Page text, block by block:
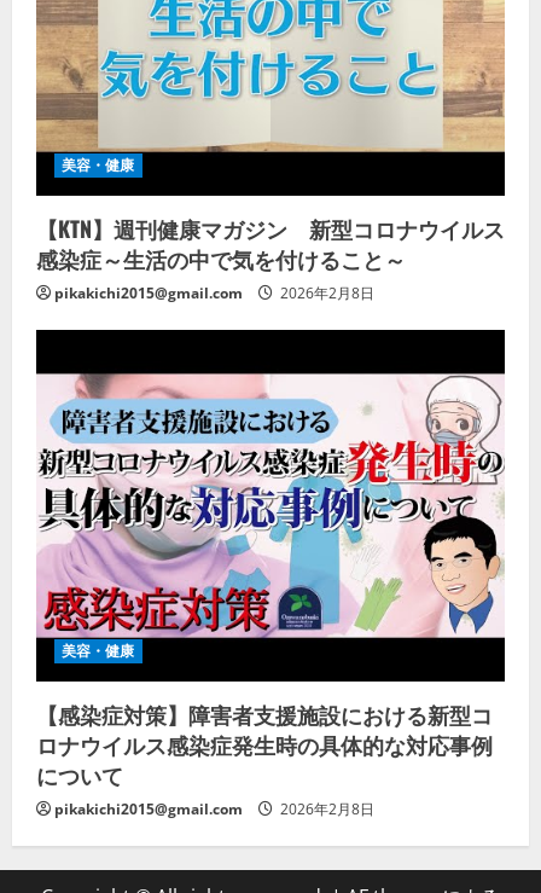
美容・健康
【KTN】週刊健康マガジン 新型コロナウイルス
感染症～生活の中で気を付けること～
pikakichi2015@gmail.com 2026年2月8日
美容・健康
【感染症対策】障害者支援施設における新型コ
ロナウイルス感染症発生時の具体的な対応事例
について
pikakichi2015@gmail.com 2026年2月8日